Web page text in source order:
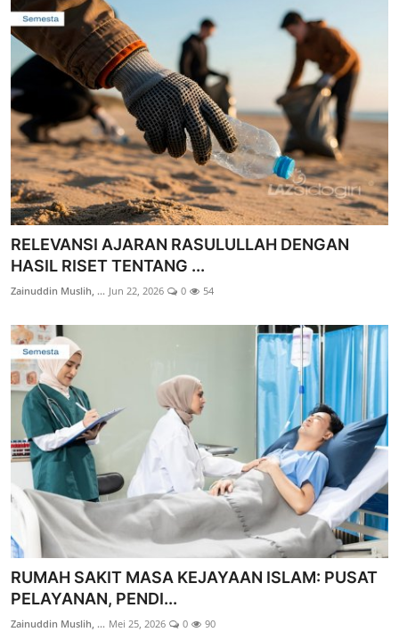
RELEVANSI AJARAN RASULULLAH DENGAN
HASIL RISET TENTANG ...
Zainuddin Muslih, ... Jun 22, 2026 0 54
RUMAH SAKIT MASA KEJAYAAN ISLAM: PUSAT
PELAYANAN, PENDI...
Zainuddin Muslih, ... Mei 25, 2026 0 90